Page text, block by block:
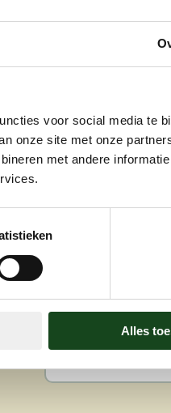
voor social media te
onze site met onze
met andere
Alles
NOS
Les dernières
Le meilleur
De
Une finition
Une équipe de
Une analyse
Un taux de